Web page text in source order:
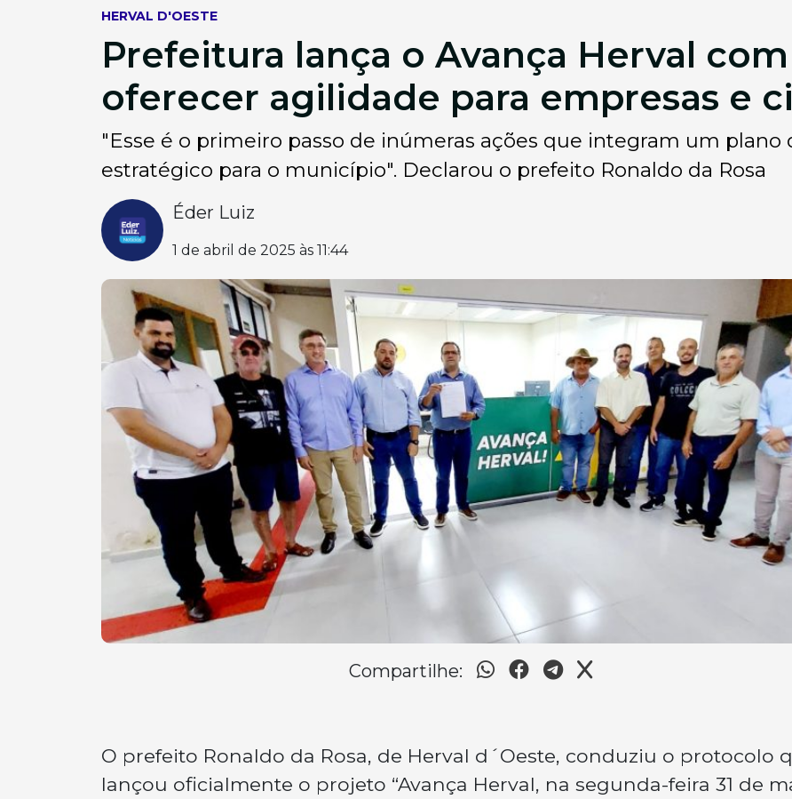
HERVAL D'OESTE
Prefeitura lança o Avança Herval
oferecer agilidade para empresas e
"Esse é o primeiro passo de inúmeras ações que integram um
estratégico para o município". Declarou o prefeito Ronaldo da Rosa
Éder Luiz
1 de abril de 2025 às 11:44
Compartilhe:
O prefeito Ronaldo da Rosa, de Herval d´Oeste, conduziu o protocolo
lançou oficialmente o projeto “Avança Herval, na segunda-feira 31 de